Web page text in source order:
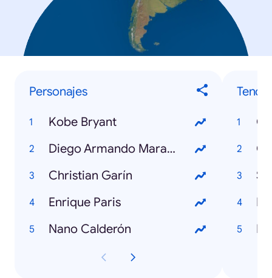
Personajes
Kobe Bryant
Diego Armando Maradona
Christian Garín
Enrique Paris
Nano Calderón